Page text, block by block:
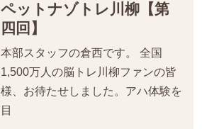
ペットナゾトレ川柳【第
四回】
本部スタッフの倉西です。 全国
1,500万人の脳トレ川柳ファンの皆
様、お待たせしました。アハ体験を
目